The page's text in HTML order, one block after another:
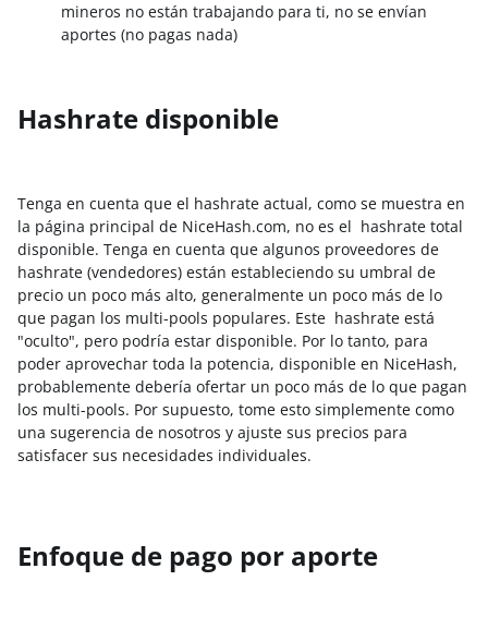
mineros no están trabajando para ti, no se envían
aportes (no pagas nada)
Hashrate disponible
Tenga en cuenta que el hashrate actual, como se muestra en
la página principal de NiceHash.com, no es el hashrate total
disponible. Tenga en cuenta que algunos proveedores de
hashrate (vendedores) están estableciendo su umbral de
precio un poco más alto, generalmente un poco más de lo
que pagan los multi-pools populares. Este hashrate está
"oculto", pero podría estar disponible. Por lo tanto, para
poder aprovechar toda la potencia, disponible en NiceHash,
probablemente debería ofertar un poco más de lo que pagan
los multi-pools. Por supuesto, tome esto simplemente como
una sugerencia de nosotros y ajuste sus precios para
satisfacer sus necesidades individuales.
Enfoque de pago por aporte